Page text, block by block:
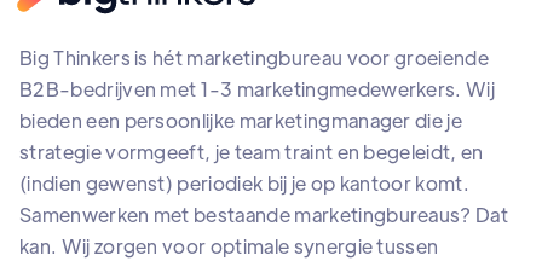
Big Thinkers is hét marketingbureau voor groeiende
B2B-bedrijven met 1-3 marketingmedewerkers. Wij
bieden een persoonlijke marketingmanager die je
strategie vormgeeft, je team traint en begeleidt, en
(indien gewenst) periodiek bij je op kantoor komt.
Samenwerken met bestaande marketingbureaus? Dat
kan. Wij zorgen voor optimale synergie tussen